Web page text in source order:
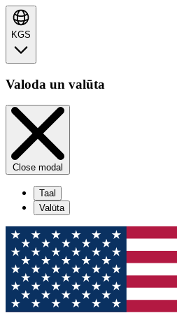
KGS
Valoda un valūta
Close modal
Taal
Valūta